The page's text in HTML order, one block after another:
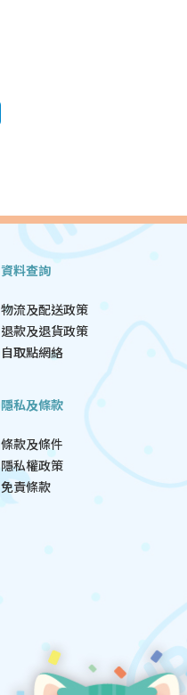
資料查詢
物流及配送政策
退款及退貨政策
自取點網絡
隱私及條款
條款及條件
隱私權政策
免責條款